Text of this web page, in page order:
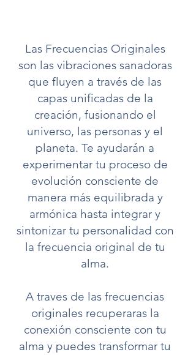
Las Frecuencias Originales
son las vibraciones sanadoras
que fluyen a través de las
capas unificadas de la
creación, fusionando el
universo, las personas y el
planeta. Te ayudarán a
experimentar tu proceso de
evolución consciente de
manera más equilibrada y
armónica hasta integrar y
sintonizar tu personalidad con
la frecuencia original de tu
alma.
A traves de las frecuencias
originales recuperaras la
conexión consciente con tu
alma y puedes transformar tu